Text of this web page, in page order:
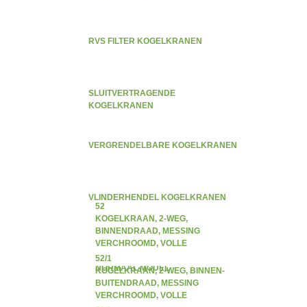
RVS FILTER KOGELKRANEN
SLUITVERTRAGENDE
KOGELKRANEN
VERGRENDELBARE KOGELKRANEN
VLINDERHENDEL KOGELKRANEN
52
KOGELKRAAN, 2-WEG,
BINNENDRAAD, MESSING
VERCHROOMD, VOLLE
DOORLAAT, VLINDERHENDEL,
NORMAAL MODEL
52/1
KOGELKRAAN, 2-WEG, BINNEN-
BUITENDRAAD, MESSING
VERCHROOMD, VOLLE